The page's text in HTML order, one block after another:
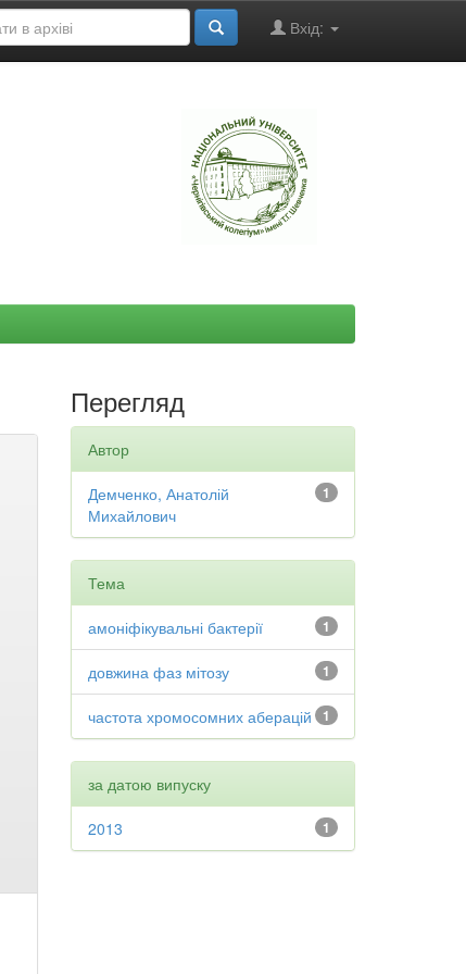
Вхід:
Перегляд
Автор
1
Демченко, Анатолій
Михайлович
Тема
1
амоніфікувальні бактерії
1
довжина фаз мітозу
1
частота хромосомних аберацій
за датою випуску
1
2013